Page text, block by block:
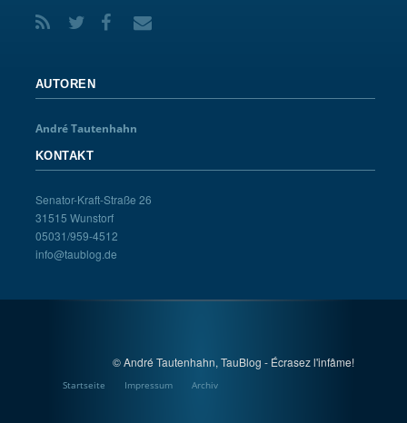
AUTOREN
André Tautenhahn
KONTAKT
Senator-Kraft-Straße 26
31515 Wunstorf
05031/959-4512
info@taublog.de
© André Tautenhahn, TauBlog - Écrasez l'infâme!
Startseite Impressum Archiv